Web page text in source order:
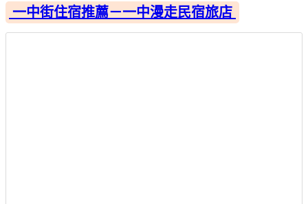
一中街住宿推薦－一中漫走民宿旅店